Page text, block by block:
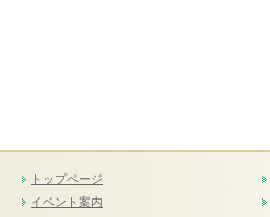
トップページ
イベント案内